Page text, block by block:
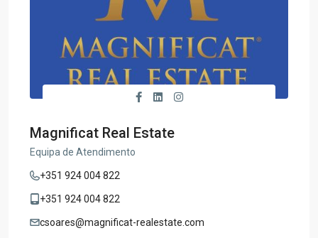
Magnificat Real Estate
Equipa de Atendimento
+351 924 004 822
+351 924 004 822
csoares@magnificat-realestate.com